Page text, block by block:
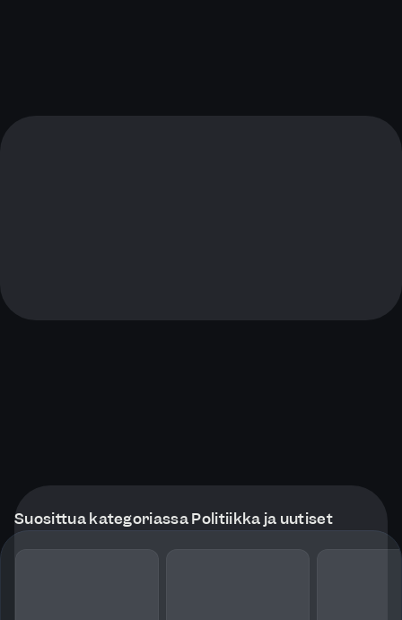
Suosittua kategoriassa Politiikka ja uutiset